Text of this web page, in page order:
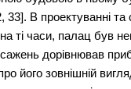
В проектуванні
тi часи, палац був
дорiвнював
його зовнiшнiй